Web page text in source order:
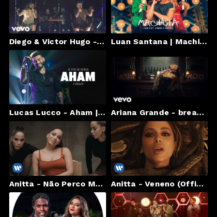
Diego & Victor Hugo - Localiza Aí Luan Santana | Machista ft Simone e Simaria (Video Oficial) - Live-Móvel
Lucas Lucco - Aham | DVD A Ørigem (Ao Vivo em Goiânia) Ariana Grande - breathin
Anitta - Não Perco Meu Tempo (Official Music Video) Anitta - Veneno (Official Music Video)